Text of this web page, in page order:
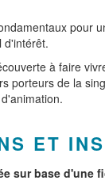
pour
d'intérêt.
à faire
porteurs de la
ET
sur base d'une